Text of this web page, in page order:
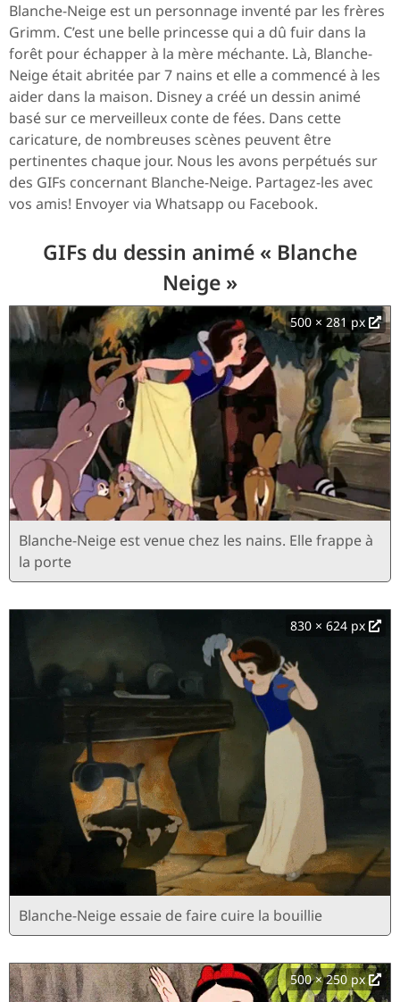
Blanche-Neige est un personnage inventé par les frères
Grimm. C’est une belle princesse qui a dû fuir dans la
forêt pour échapper à la mère méchante. Là, Blanche-
Neige était abritée par 7 nains et elle a commencé à les
aider dans la maison. Disney a créé un dessin animé
basé sur ce merveilleux conte de fées. Dans cette
caricature, de nombreuses scènes peuvent être
pertinentes chaque jour. Nous les avons perpétués sur
des GIFs concernant Blanche-Neige. Partagez-les avec
vos amis! Envoyer via Whatsapp ou Facebook.
GIFs du dessin animé « Blanche
Neige »
500 × 281 px
Blanche-Neige est venue chez les nains. Elle frappe à
la porte
830 × 624 px
Blanche-Neige essaie de faire cuire la bouillie
500 × 250 px